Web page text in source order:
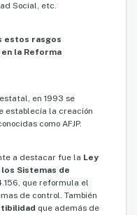
Social, etc.
estos rasgos
la Reforma
en 1993 se
establecía la creación
como AFJP.
a destacar fue la Ley
Sistemas de
que reformula el
de control. También
que además de